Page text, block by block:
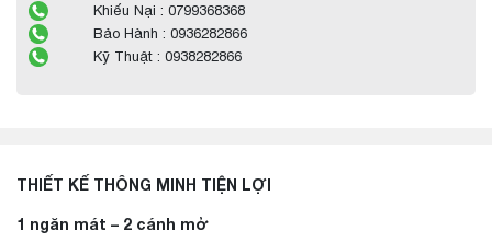
Khiếu Nại : 0799368368
Bảo Hành : 0936282866
Kỹ Thuật : 0938282866
THIẾT KẾ THÔNG MINH TIỆN LỢI
1 ngăn mát – 2 cánh mở